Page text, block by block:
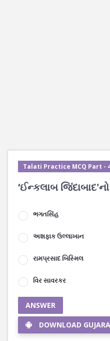
Talati Practice MCQ Part -
‘ઈન્કલાબ
ભગતસિંહ
અશફાક ઉલ્લાખાન
રામપ્રસાદ બિસ્મિલ
વિર સાવરકર
ANSWER
DOWNLOAD